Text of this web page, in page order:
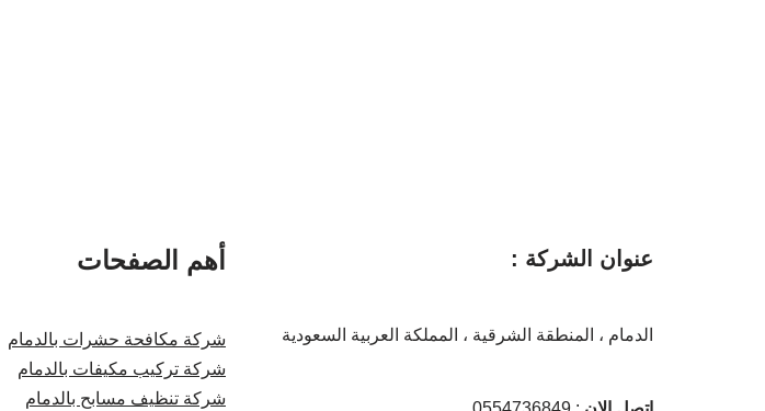
عنوان الشركة :
الدمام ، المنطقة الشرقية ، المملكة العربية السعودية
أهم الصفحات
شركة مكافحة حشرات بالدمام
شركة تركيب مكيفات بالدمام
شركة تنظيف مسابح بالدمام